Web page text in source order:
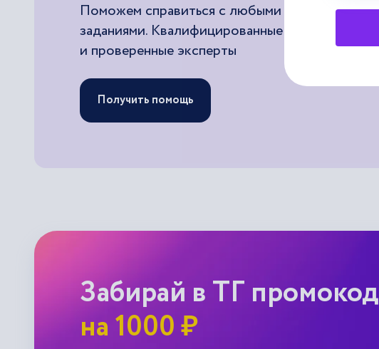
Поможем справиться с любыми
заданиями. Квалифицированные
и проверенные эксперты
Получить помощь
Забирай в ТГ промокод
на 1000 ₽